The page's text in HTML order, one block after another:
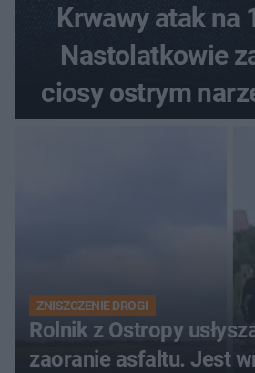
Krwawy atak na
Nastolatkowie
ciosy ostrym
ich losach
ZNISZCZENIE DROGI
Rolnik z Ostropy
zaoranie asfaltu. Jest